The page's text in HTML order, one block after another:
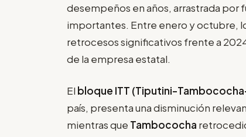
desempeños en años, arrastrada por
importantes. Entre enero y octubre,
retrocesos significativos frente a
de la empresa estatal.
El bloque ITT (Tiputini-
país, presenta una disminución
mientras que Tambococha